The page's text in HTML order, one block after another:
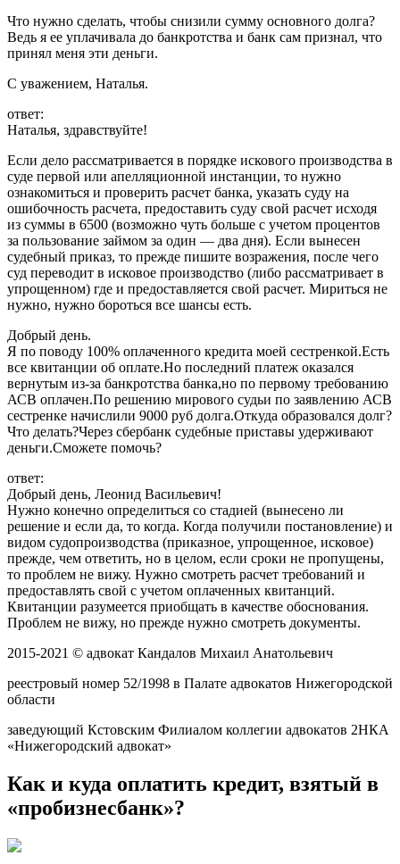
Что нужно сделать, чтобы снизили сумму основного долга?
Ведь я ее уплачивала до банкротства и банк сам признал, что
принял меня эти деньги.
С уважением, Наталья.
ответ:
Наталья, здравствуйте!
Если дело рассматривается в порядке искового производства в
суде первой или апелляционной инстанции, то нужно
ознакомиться и проверить расчет банка, указать суду на
ошибочность расчета, предоставить суду свой расчет исходя
из суммы в 6500 (возможно чуть больше с учетом процентов
за пользование займом за один — два дня). Если вынесен
судебный приказ, то прежде пишите возражения, после чего
суд переводит в исковое производство (либо рассматривает в
упрощенном) где и предоставляется свой расчет. Мириться не
нужно, нужно бороться все шансы есть.
Добрый день.
Я по поводу 100% оплаченного кредита моей сестренкой.Есть
все квитанции об оплате.Но последний платеж оказался
вернутым из-за банкротства банка,но по первому требованию
АСВ оплачен.По решению мирового судьи по заявлению АСВ
сестренке начислили 9000 руб долга.Откуда образовался долг?
Что делать?Через сбербанк судебные приставы удерживают
деньги.Сможете помочь?
ответ:
Добрый день, Леонид Васильевич!
Нужно конечно определиться со стадией (вынесено ли
решение и если да, то когда. Когда получили постановление) и
видом судопроизводства (приказное, упрощенное, исковое)
прежде, чем ответить, но в целом, если сроки не пропущены,
то проблем не вижу. Нужно смотреть расчет требований и
предоставлять свой с учетом оплаченных квитанций.
Квитанции разумеется приобщать в качестве обоснования.
Проблем не вижу, но прежде нужно смотреть документы.
2015-2021 © адвокат Кандалов Михаил Анатольевич
реестровый номер 52/1998 в Палате адвокатов Нижегородской
области
заведующий Кстовским Филиалом коллегии адвокатов 2НКА
«Нижегородский адвокат»
Как и куда оплатить кредит, взятый в
«пробизнесбанк»?